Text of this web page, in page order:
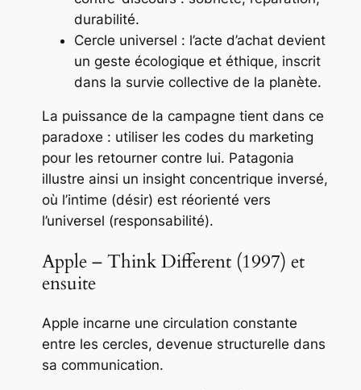
durabilité.
Cercle universel : l’acte d’achat devient
un geste écologique et éthique, inscrit
dans la survie collective de la planète.
La puissance de la campagne tient dans ce
paradoxe : utiliser les codes du marketing
pour les retourner contre lui. Patagonia
illustre ainsi un insight concentrique inversé,
où l’intime (désir) est réorienté vers
l’universel (responsabilité).
Apple – Think Different (1997) et
ensuite
Apple incarne une circulation constante
entre les cercles, devenue structurelle dans
sa communication.